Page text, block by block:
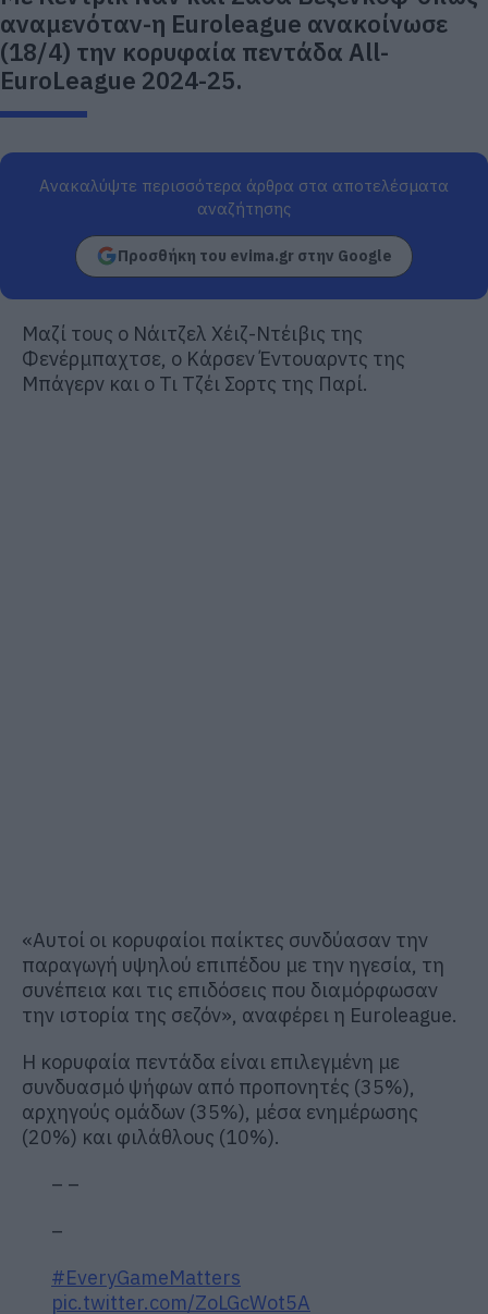
αναμενόταν-η Euroleague ανακοίνωσε
(18/4) την κορυφαία πεντάδα All-
EuroLeague 2024-25.
Ανακαλύψτε περισσότερα άρθρα στα αποτελέσματα
αναζήτησης
Προσθήκη του evima.gr στην Google
Μαζί τους ο Νάιτζελ Χέιζ-Ντέιβις της
Φενέρμπαχτσε, ο Κάρσεν Έντουαρντς της
Μπάγερν και ο Τι Τζέι Σορτς της Παρί.
«Αυτοί οι κορυφαίοι παίκτες συνδύασαν την
παραγωγή υψηλού επιπέδου με την ηγεσία, τη
συνέπεια και τις επιδόσεις που διαμόρφωσαν
την ιστορία της σεζόν», αναφέρει η Euroleague.
Η κορυφαία πεντάδα είναι επιλεγμένη με
συνδυασμό ψήφων από προπονητές (35%),
αρχηγούς ομάδων (35%), μέσα ενημέρωσης
(20%) και φιλάθλους (10%).
– –
–
#EveryGameMatters
pic.twitter.com/ZoLGcWot5A